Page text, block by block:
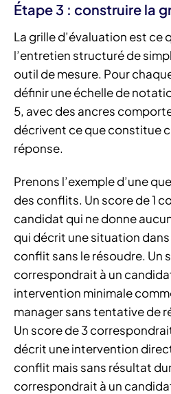
Étape 3 : construire la
La grille d’évaluation est ce
l’entretien structuré de
outil de mesure. Pour
définir une échelle de
5, avec des ancres
décrivent ce que constitue
réponse.
Prenons l’exemple d’une
des conflits. Un score de 1
candidat qui ne donne
qui décrit une situation
conflit sans le résoudre. Un
correspondrait à un
intervention minimale
manager sans tentative de
Un score de 3
décrit une intervention
conflit mais sans résultat
correspondrait à un